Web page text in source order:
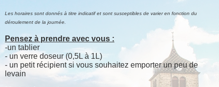
Les horaires sont donnés à titre indicatif et sont susceptibles de varier en fonction du
déroulement de la journée.
Pensez à prendre avec vous :
-un tablier
- un verre doseur (0,5L à 1L)
- un petit récipient si vous souhaitez emporter un peu de
levain